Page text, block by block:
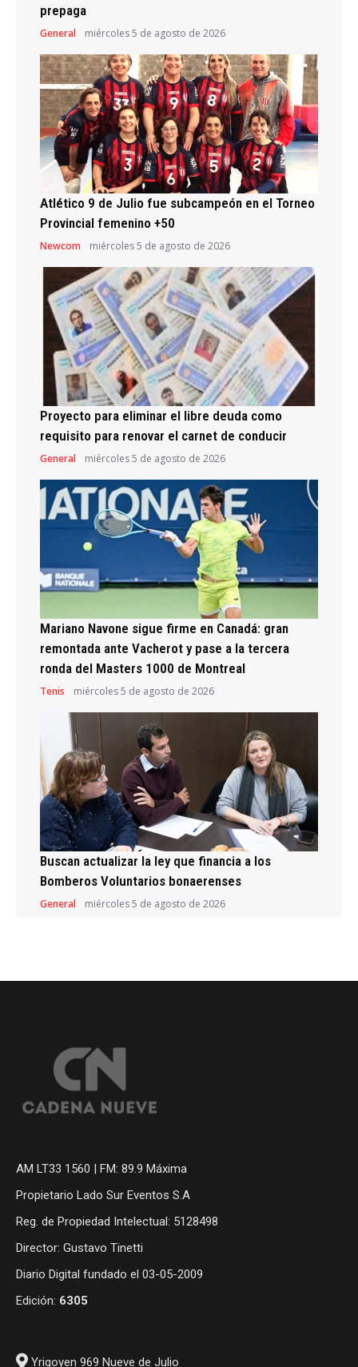
prepaga
General miércoles 5 de agosto de 2026
Atlético 9 de Julio fue subcampeón en el Torneo
Provincial femenino +50
Newcom miércoles 5 de agosto de 2026
Proyecto para eliminar el libre deuda como
requisito para renovar el carnet de conducir
General miércoles 5 de agosto de 2026
Mariano Navone sigue firme en Canadá: gran
remontada ante Vacherot y pase a la tercera
ronda del Masters 1000 de Montreal
Tenis miércoles 5 de agosto de 2026
Buscan actualizar la ley que financia a los
Bomberos Voluntarios bonaerenses
General miércoles 5 de agosto de 2026
AM LT33 1560 | FM: 89.9 Máxima
Propietario Lado Sur Eventos S.A
Reg. de Propiedad Intelectual: 5128498
Director: Gustavo Tinetti
Diario Digital fundado el 03-05-2009
Edición: 6305
Yrigoyen 969 Nueve de Julio